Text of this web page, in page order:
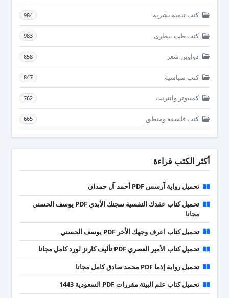
كتب تنمية بشرية 984
كتب طب بيطرى 983
دواوين شعر 858
كتب سياسية 847
كمبيوتر وانترنت 762
كتب فلسفة ومنطق 665
أكثر الكتب قراءة
تحميل رواية آرسس PDF أحمد آل حمدان
تحميل كتاب عقدك النفسية سجنك الأبدي PDF يوسف الحسني
مجانا
تحميل كتاب اعرف وجهك الأخر PDF يوسف الحسني
تحميل كتاب الأمير العصري PDF تأليف كارنز لورد كامل مجانا
تحميل رواية إذما PDF محمد صادق كامل مجانا
تحميل كتاب علم البيئة مقررات PDF السعودية 1443